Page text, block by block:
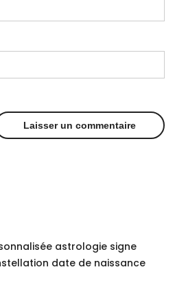
astrologie signe
date de naissance